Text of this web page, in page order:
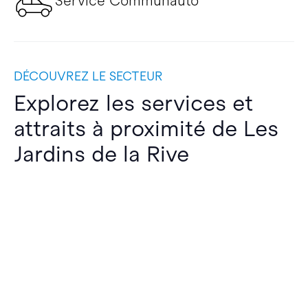
DÉCOUVREZ LE SECTEUR
Explorez les services et
attraits à proximité de Les
Jardins de la Rive